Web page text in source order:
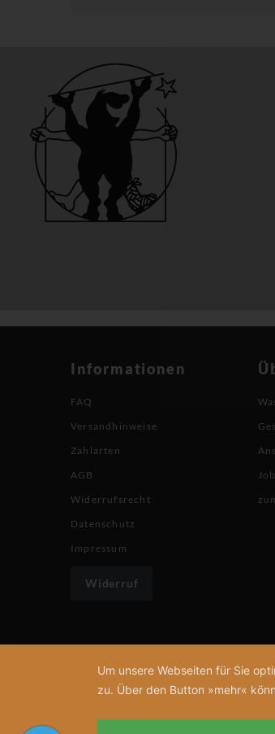
Informationen
FAQ
Versandhinweise
Zahlarten
AGB
Widerrufsrecht
Datenschutz
Impressum
Widerruf
Um unsere Webseiten für Sie
zu. Über den Button »mehr«